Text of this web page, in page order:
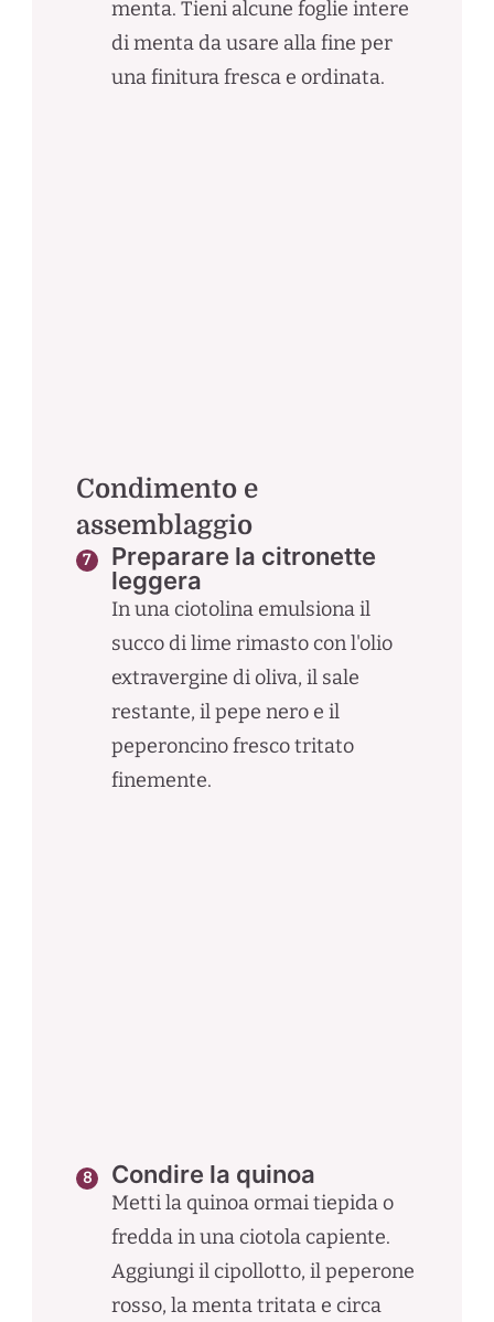
menta. Tieni alcune foglie intere
di menta da usare alla fine per
una finitura fresca e ordinata.
Condimento e
assemblaggio
Preparare la citronette
leggera
In una ciotolina emulsiona il
succo di lime rimasto con l'olio
extravergine di oliva, il sale
restante, il pepe nero e il
peperoncino fresco tritato
finemente.
Condire la quinoa
Metti la quinoa ormai tiepida o
fredda in una ciotola capiente.
Aggiungi il cipollotto, il peperone
rosso, la menta tritata e circa